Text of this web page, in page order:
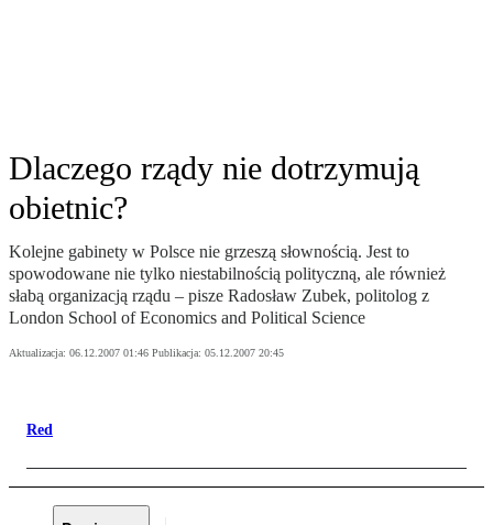
Dlaczego rządy nie dotrzymują
obietnic?
Kolejne gabinety w Polsce nie grzeszą słownością. Jest to
spowodowane nie tylko niestabilnością polityczną, ale również
słabą organizacją rządu – pisze Radosław Zubek, politolog z
London School of Economics and Political Science
Aktualizacja: 06.12.2007 01:46 Publikacja: 05.12.2007 20:45
Red